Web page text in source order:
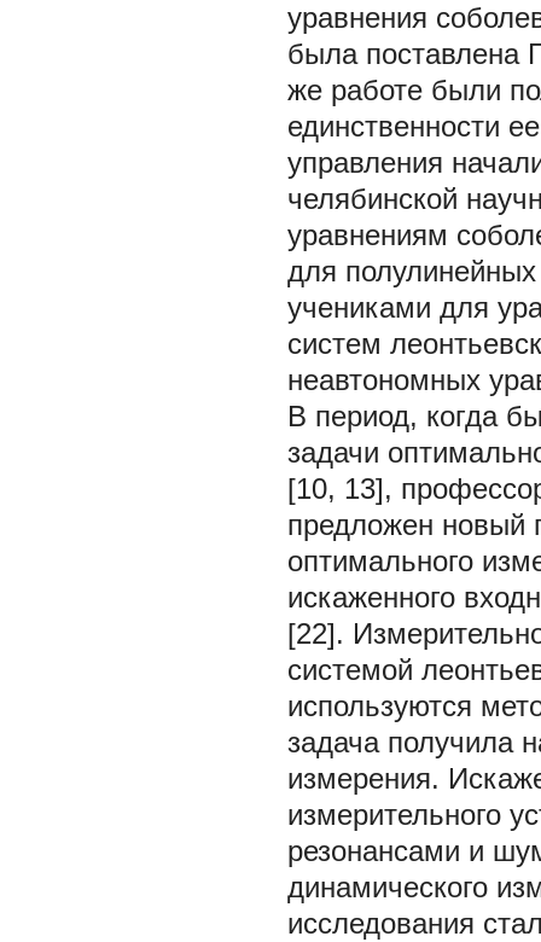
уравнения
была
же работе были
единственности
управления
челябинской
уравнениям
для
учениками для
систем
неавтономных
В период, когда
задачи
[10, 13],
предложен новый
оптимального
искаженного
[22].
системой
используются
задача получила
измерения.
измерительного
резонансами и
динамического
исследования